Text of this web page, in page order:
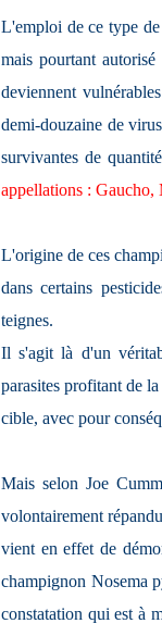
L'emploi de ce type
mais pourtant
deviennent
demi-douzaine de
survivantes de
appellations : Gaucho,
L'origine de ces
dans certains
teignes.
Il s'agit là d'un
parasites profitant de
cible, avec pour
Mais selon Joe
volontairement
vient en effet de
champignon Nosema
constatation qui est à